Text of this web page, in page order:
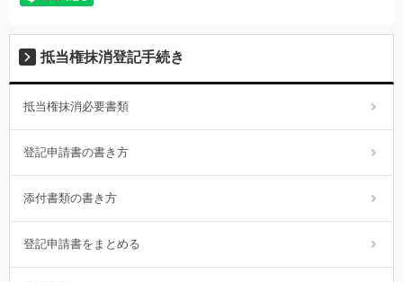
抵当権抹消登記手続き
抵当権抹消必要書類
登記申請書の書き方
添付書類の書き方
登記申請書をまとめる